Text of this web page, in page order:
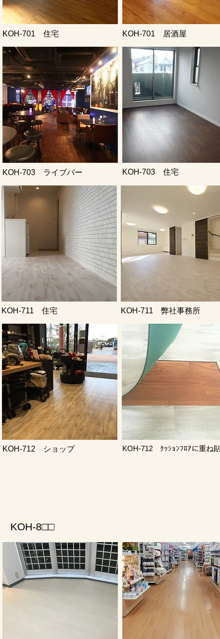
KOH-701 住宅 KOH-701 居酒屋
KOH-703 ライブバー KOH-703 住宅
KOH-711 住宅 KOH-711 弊社事務所
KOH-712 ショップ KOH-712 ｸｯｼｮﾝﾌﾛｱに重ね
KOH-8□□